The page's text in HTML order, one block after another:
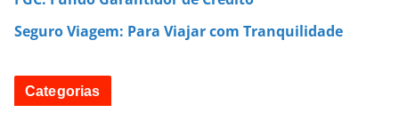
Seguro Viagem: Para Viajar com Tranquilidade
Categorias